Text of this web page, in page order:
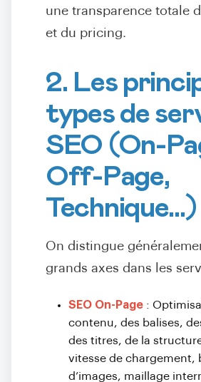
une transparence totale
et du pricing.
2. Les
types de
SEO (On-
Off-Page,
Technique...)
On distingue
grands axes dans les
SEO On-Page :
contenu, des balises,
des titres, de la
vitesse de chargement,
d’images, maillage